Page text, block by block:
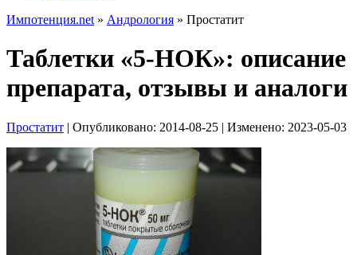
Импотенция.net » Андрология » Простатит
Таблетки «5-НОК»: описание
препарата, отзывы и аналоги
Простатит | Опубликовано: 2014-08-25 | Изменено: 2023-05-03